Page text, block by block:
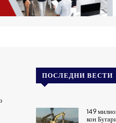
ПОСЛЕДНИ ВЕСТИ
149
кон